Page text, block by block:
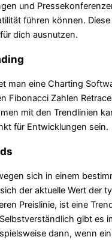
und
führen können.
dich ausnutzen.
man eine Charting
Fibonacci Zahlen
mit den Trendlinien
für Entwicklungen sein.
sich in einem
der aktuelle Wert der
Preislinie, ist eine
gibt es
dann, wenn